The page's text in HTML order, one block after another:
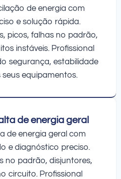
de energia com
e solução rápida.
picos, falhas no padrão,
instáveis. Profissional
segurança, estabilidade
equipamentos.
de energia geral
de energia geral com
e diagnóstico preciso.
no padrão, disjuntores,
circuito. Profissional